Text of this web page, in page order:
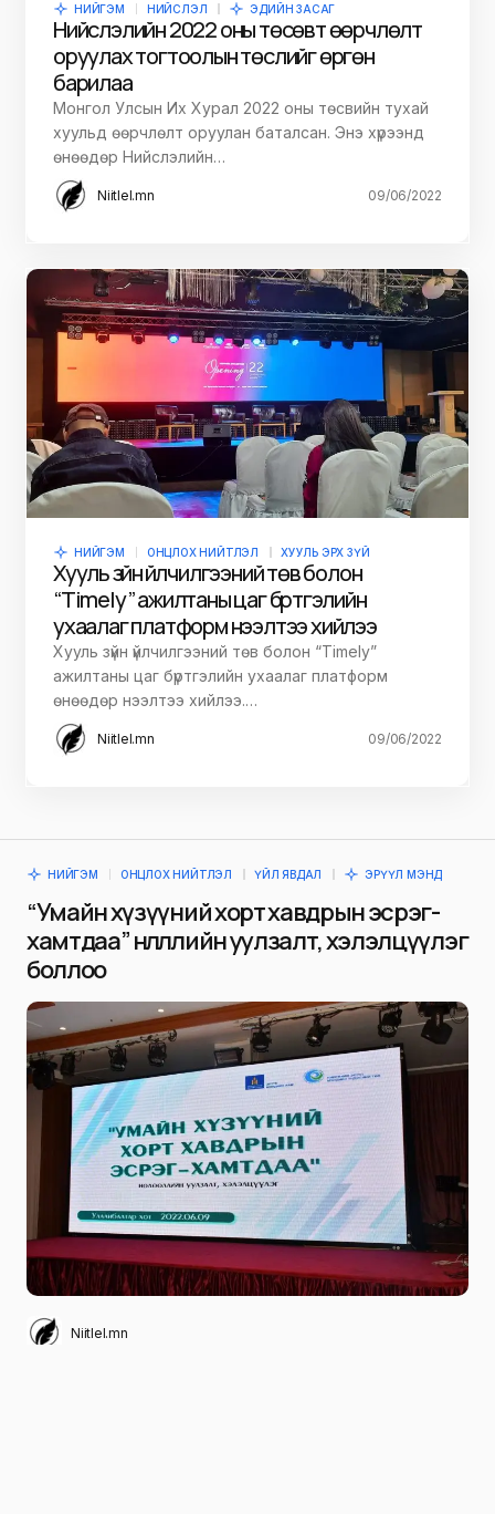
НИЙГЭМ НИЙСЛЭЛ ЭДИЙН ЗАСАГ
Нийслэлийн 2022 оны төсөвт өөрчлөлт
оруулах тогтоолын төслийг өргөн
барилаа
Монгол Улсын Их Хурал 2022 оны төсвийн тухай
хуульд өөрчлөлт оруулан баталсан. Энэ хүрээнд
өнөөдөр Нийслэлийн…
Niitlel.mn 09/06/2022
НИЙГЭМ ОНЦЛОХ НИЙТЛЭЛ ХУУЛЬ ЭРХ ЗҮЙ
Хууль зүйн үйлчилгээний төв болон
“Тimely” ажилтаны цаг бүртгэлийн
ухаалаг платформ нээлтээ хийлээ
Хууль зүйн үйлчилгээний төв болон “Тimely”
ажилтаны цаг бүртгэлийн ухаалаг платформ
өнөөдөр нээлтээ хийлээ.…
Niitlel.mn 09/06/2022
НИЙГЭМ ОНЦЛОХ НИЙТЛЭЛ ҮЙЛ ЯВДАЛ ЭРҮҮЛ МЭНД
“Умайн хүзүүний хорт хавдрын эсрэг-
хамтдаа” нөлөөллийн уулзалт, хэлэлцүүлэг
боллоо
Niitlel.mn